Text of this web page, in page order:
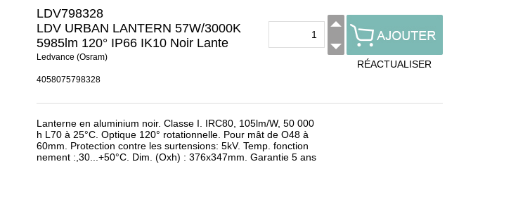
LDV798328
LDV URBAN LANTERN 57W/3000K
5985lm 120° IP66 IK10 Noir Lante
Ledvance (Osram)
4058075798328
RÉACTUALISER
Lanterne en aluminium noir. Classe I. IRC80, 105lm/W, 50 000
h L70 à 25°C. Optique 120° rotationnelle. Pour mât de O48 à
60mm. Protection contre les surtensions: 5kV. Temp. fonction
nement :,30...+50°C. Dim. (Oxh) : 376x347mm. Garantie 5 ans